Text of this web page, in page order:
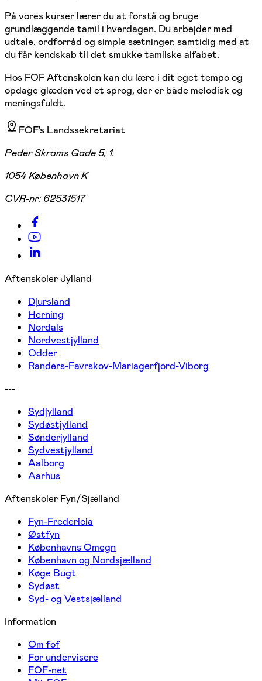
På vores kurser lærer du at forstå og bruge
grundlæggende tamil i hverdagen. Du arbejder med
udtale, ordforråd og simple sætninger, samtidig med at
du får kendskab til det smukke tamilske alfabet.
Hos FOF Aftenskolen kan du lære i dit eget tempo og
opdage glæden ved et sprog, der er både melodisk og
meningsfuldt.
FOF's Landssekretariat
Peder Skrams Gade 5, 1.
1054 København K
CVR-nr: 62531517
Aftenskoler Jylland
Djursland
Herning
Nordals
Nordvestjylland
Odder
Randers-Favrskov-Mariagerfjord-Viborg
---
Sydjylland
Sydøstjylland
Sønderjylland
Sydvestjylland
Aalborg
Aarhus
Aftenskoler Fyn/Sjælland
Fyn-Fredericia
Østfyn
Københavns Omegn
København og Nordsjælland
Køge Bugt
Sydøst
Syd- og Vestsjælland
Information
Om fof
For undervisere
FOF-net